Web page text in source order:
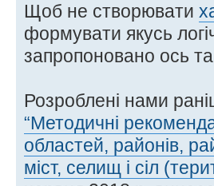
Щоб не створювати
формувати якусь
запропоновано ось
Розроблені нами
“Методичні
областей, районів,
міст, селищ і сіл